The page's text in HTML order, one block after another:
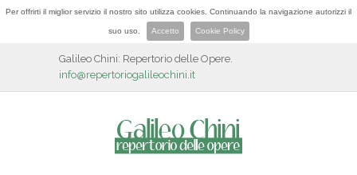
Per offrirti il miglior servizio il nostro sito utilizza cookies. Continuando la navigazione autorizzi il
suo uso. Accetto Cookie Policy
Galileo Chini: Repertorio delle Opere.
info@repertoriogalileochini.it